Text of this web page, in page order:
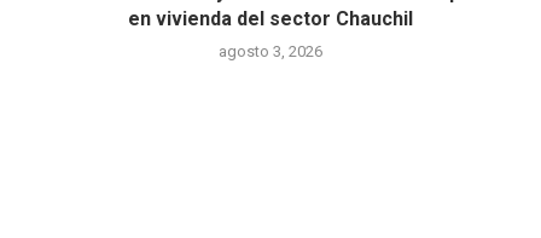
en vivienda del sector Chauchil
agosto 3, 2026